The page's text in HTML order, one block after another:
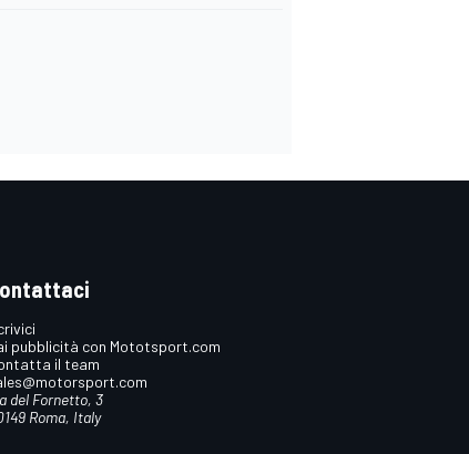
pubblicità con Mototsport.com
il team
del Fornetto, 3
Roma, Italy